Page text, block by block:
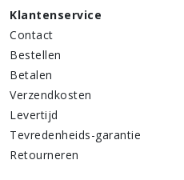
Klantenservice
Contact
Bestellen
Betalen
Verzendkosten
Levertijd
Tevredenheids-garantie
Retourneren